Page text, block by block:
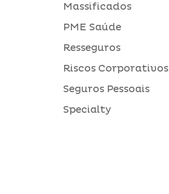
Massificados
PME Saúde
Resseguros
Riscos Corporativos
Seguros Pessoais
Specialty